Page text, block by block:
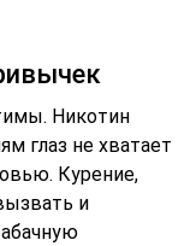
Никотин
глаз не хватает
Курение,
и